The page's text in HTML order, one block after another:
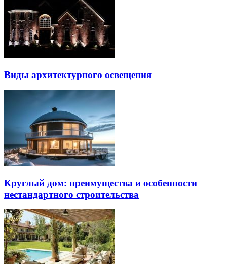
Виды архитектурного освещения
Круглый дом: преимущества и особенности
нестандартного строительства